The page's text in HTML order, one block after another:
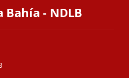
- NDLB